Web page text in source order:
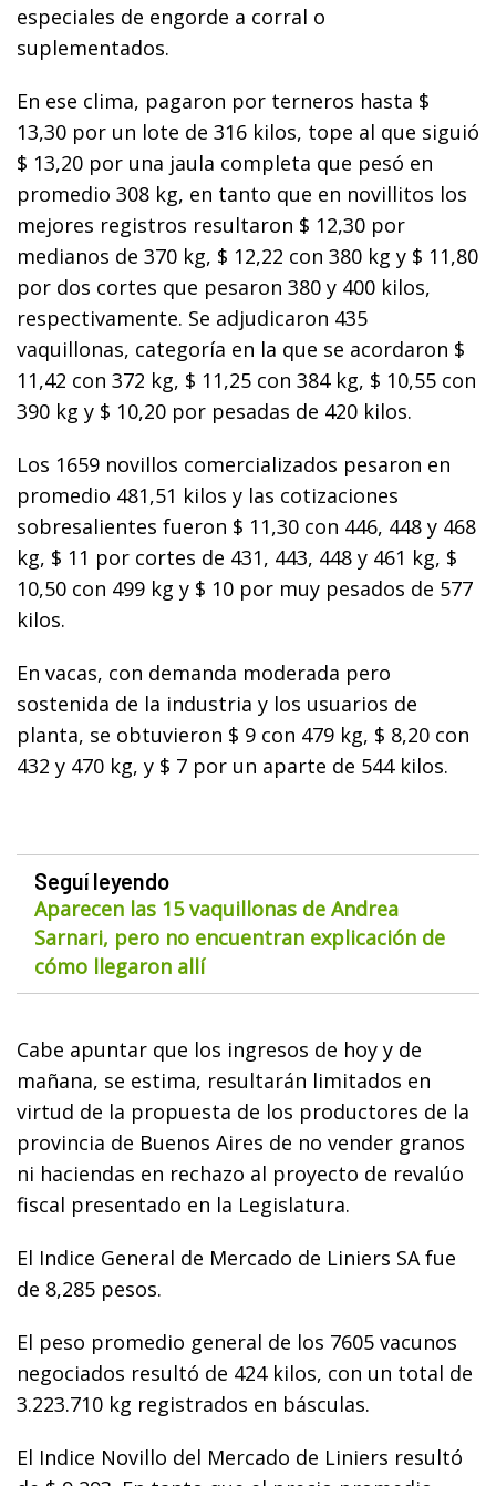
especiales de engorde a corral o
suplementados.
En ese clima, pagaron por terneros hasta $
13,30 por un lote de 316 kilos, tope al que siguió
$ 13,20 por una jaula completa que pesó en
promedio 308 kg, en tanto que en novillitos los
mejores registros resultaron $ 12,30 por
medianos de 370 kg, $ 12,22 con 380 kg y $ 11,80
por dos cortes que pesaron 380 y 400 kilos,
respectivamente. Se adjudicaron 435
vaquillonas, categoría en la que se acordaron $
11,42 con 372 kg, $ 11,25 con 384 kg, $ 10,55 con
390 kg y $ 10,20 por pesadas de 420 kilos.
Los 1659 novillos comercializados pesaron en
promedio 481,51 kilos y las cotizaciones
sobresalientes fueron $ 11,30 con 446, 448 y 468
kg, $ 11 por cortes de 431, 443, 448 y 461 kg, $
10,50 con 499 kg y $ 10 por muy pesados de 577
kilos.
En vacas, con demanda moderada pero
sostenida de la industria y los usuarios de
planta, se obtuvieron $ 9 con 479 kg, $ 8,20 con
432 y 470 kg, y $ 7 por un aparte de 544 kilos.
Seguí leyendo
Aparecen las 15 vaquillonas de Andrea
Sarnari, pero no encuentran explicación de
cómo llegaron allí
Cabe apuntar que los ingresos de hoy y de
mañana, se estima, resultarán limitados en
virtud de la propuesta de los productores de la
provincia de Buenos Aires de no vender granos
ni haciendas en rechazo al proyecto de revalúo
fiscal presentado en la Legislatura.
El Indice General de Mercado de Liniers SA fue
de 8,285 pesos.
El peso promedio general de los 7605 vacunos
negociados resultó de 424 kilos, con un total de
3.223.710 kg registrados en básculas.
El Indice Novillo del Mercado de Liniers resultó